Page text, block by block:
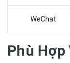
WeChat
Phù Hợp